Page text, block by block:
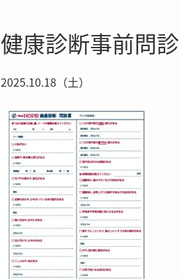
健康診断事前問
2025.10.18（土）